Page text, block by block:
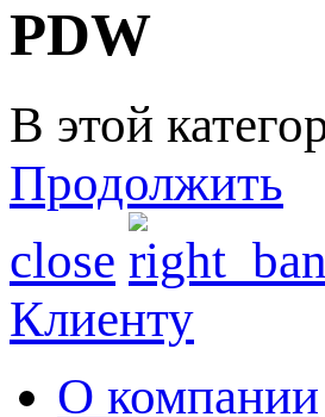
PDW
В этой
Продолжить
close
Клиенту
О компании